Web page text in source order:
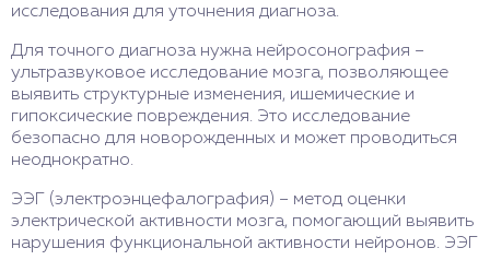
исследования для уточнения диагноза.
Для точного диагноза нужна нейросонография –
ультразвуковое исследование мозга, позволяющее
выявить структурные изменения, ишемические и
гипоксические повреждения. Это исследование
безопасно для новорожденных и может проводиться
неоднократно.
ЭЭГ (электроэнцефалография) – метод оценки
электрической активности мозга, помогающий выявить
нарушения функциональной активности нейронов. ЭЭГ